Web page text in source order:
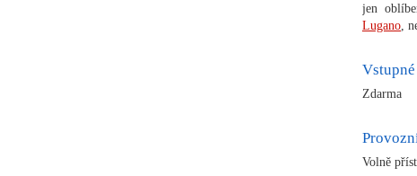
jen
Lugano ,
Vstupné
Zdarma
Volně